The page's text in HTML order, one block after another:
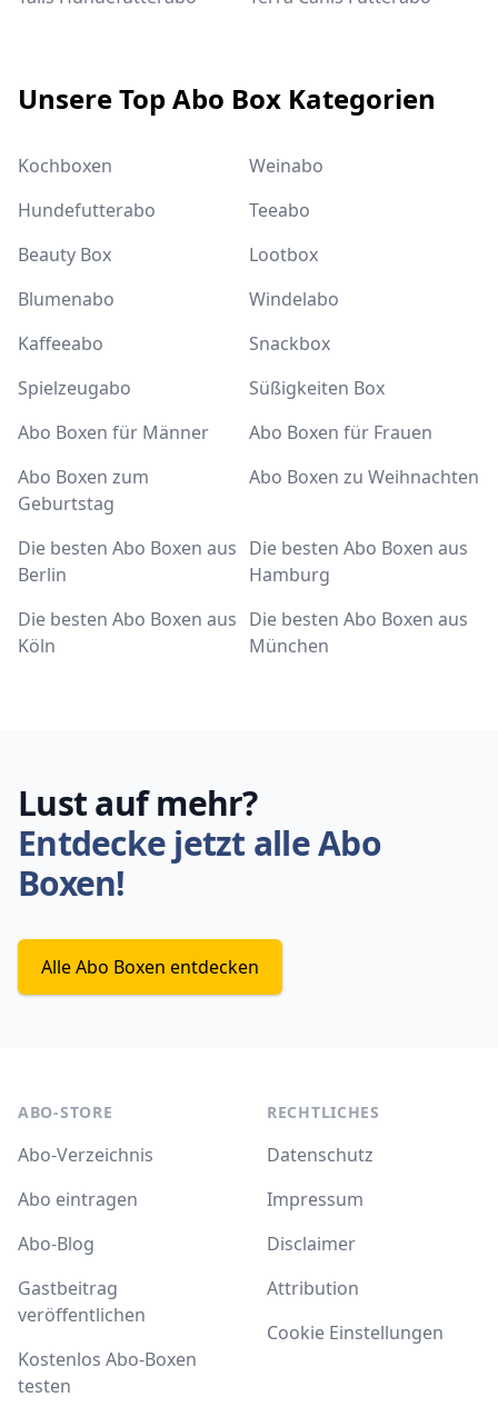
Unsere Top Abo Box Kategorien
Kochboxen
Weinabo
Hundefutterabo
Teeabo
Beauty Box
Lootbox
Blumenabo
Windelabo
Kaffeeabo
Snackbox
Spielzeugabo
Süßigkeiten Box
Abo Boxen für Männer
Abo Boxen für Frauen
Abo Boxen zum
Geburtstag
Abo Boxen zu Weihnachten
Die besten Abo Boxen aus
Berlin
Die besten Abo Boxen aus
Hamburg
Die besten Abo Boxen aus
Köln
Die besten Abo Boxen aus
München
Lust auf mehr?
Entdecke jetzt alle Abo
Boxen!
Alle Abo Boxen entdecken
ABO-STORE
Abo-Verzeichnis
Abo eintragen
Abo-Blog
Gastbeitrag
veröffentlichen
Kostenlos Abo-Boxen
testen
RECHTLICHES
Datenschutz
Impressum
Disclaimer
Attribution
Cookie Einstellungen